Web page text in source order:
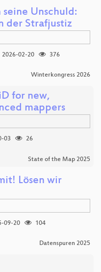
Unschuld:
der Strafjustiz
2026-02-20
376
Winterkongress 2026
for new,
mappers
03
26
State of the Map 2025
Lösen wir
09-20
104
Datenspuren 2025